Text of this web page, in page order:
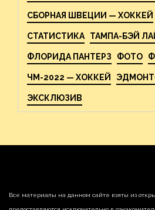
СБОРНАЯ ШВЕЦИИ — ХОККЕЙ
СТАТИСТИКА ТАМПА-БЭЙ
ФЛОРИДА ПАНТЕРЗ ФОТО
ЧМ-2022 — ХОККЕЙ
ЭКСКЛЮЗИВ
Все материалы на данном сайте взяты из